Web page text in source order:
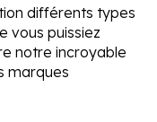
différents types
vous puissiez
notre incroyable
marques